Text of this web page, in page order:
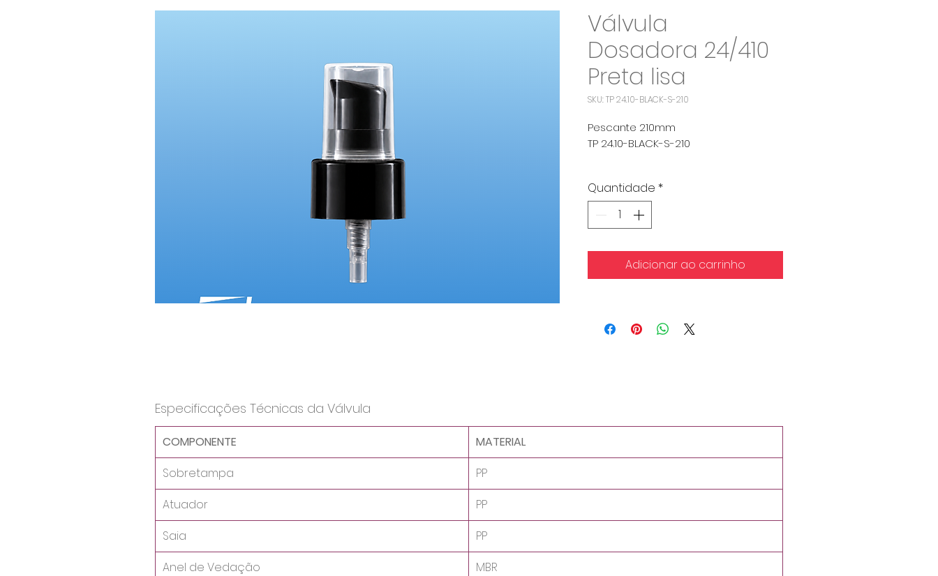
Válvula
Dosadora 24/410
Preta lisa
SKU: TP 24.10-BLACK-S-210
Pescante 210mm
TP 24.10-BLACK-S-210
Quantidade *
Adicionar ao carrinho
Especificações Técnicas da Válvula
COMPONENTE
MATERIAL
Sobretampa
PP
Atuador
PP
Saia
PP
Anel de Vedação
MBR